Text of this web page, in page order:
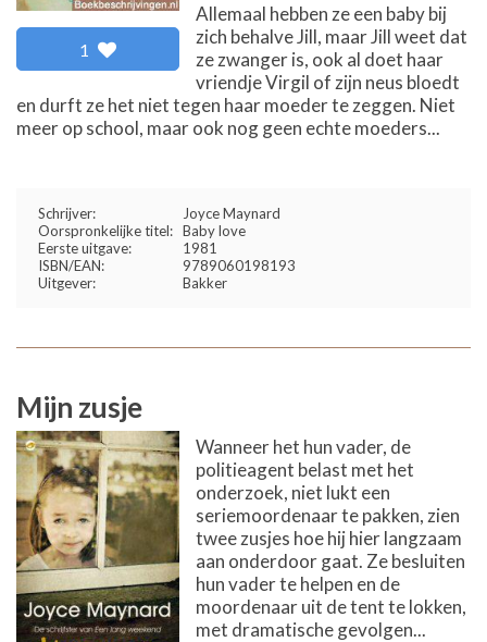
1
Allemaal hebben ze een baby bij
zich behalve Jill, maar Jill weet dat
ze zwanger is, ook al doet haar
vriendje Virgil of zijn neus bloedt
en durft ze het niet tegen haar moeder te zeggen. Niet
meer op school, maar ook nog geen echte moeders...
Schrijver:
Joyce Maynard
Oorspronkelijke titel: Baby love
Eerste uitgave:
1981
ISBN/EAN:
9789060198193
Uitgever:
Bakker
Mijn zusje
Wanneer het hun vader, de
politieagent belast met het
onderzoek, niet lukt een
seriemoordenaar te pakken, zien
twee zusjes hoe hij hier langzaam
aan onderdoor gaat. Ze besluiten
hun vader te helpen en de
moordenaar uit de tent te lokken,
met dramatische gevolgen...